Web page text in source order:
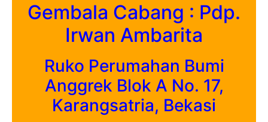
Gembala Cabang : Pdp.
Irwan Ambarita
Ruko Perumahan Bumi
Anggrek Blok A No. 17,
Karangsatria, Bekasi